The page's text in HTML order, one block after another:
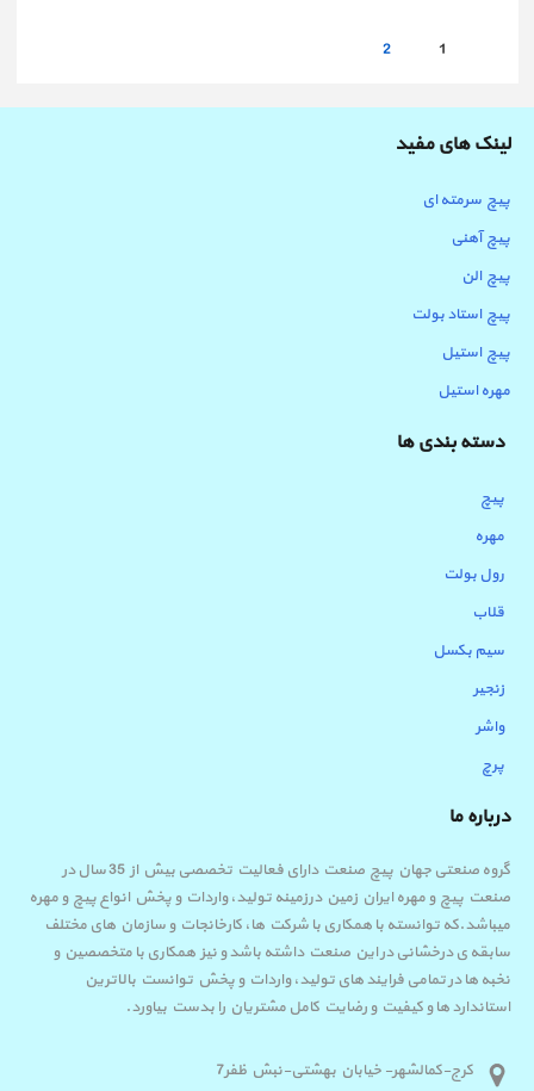
1
2
لینک های مفید
پیچ سرمته ای
پیچ آهنی
پیچ الن
پیچ استاد بولت
پیچ استیل
مهره استیل
دسته بندی ها
پیچ
مهره
رول بولت
قلاب
سیم بکسل
زنجیر
واشر
پرچ
درباره ما
گروه صنعتی جهان پیچ صنعت دارای فعالیت تخصصی بیش از 35 سال در
صنعت پیچ و مهره ایران زمین درزمینه تولید، واردات و پخش انواع پیچ و مهره
میباشد.که توانسته با همکاری با شرکت ها، کارخانجات و سازمان های مختلف
سابقه ی درخشانی در این صنعت داشته باشد و نیز همکاری با متخصصین و
نخبه ها در تمامی فرایند های تولید، واردات و پخش توانست بالاترین
استاندارد ها و کیفیت و رضایت کامل مشتریان را بدست بیاورد.
کرج-کمالشهر- خیابان بهشتی-نبش ظفر7